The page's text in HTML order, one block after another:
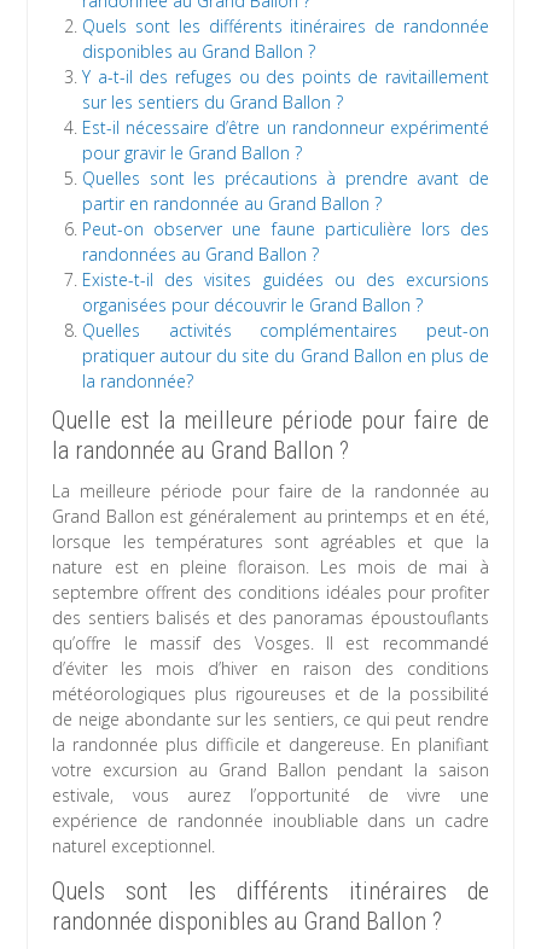
Quels sont les différents itinéraires de randonnée
disponibles au Grand Ballon ?
Y a-t-il des refuges ou des points de ravitaillement
sur les sentiers du Grand Ballon ?
Est-il nécessaire d’être un randonneur expérimenté
pour gravir le Grand Ballon ?
Quelles sont les précautions à prendre avant de
partir en randonnée au Grand Ballon ?
Peut-on observer une faune particulière lors des
randonnées au Grand Ballon ?
Existe-t-il des visites guidées ou des excursions
organisées pour découvrir le Grand Ballon ?
Quelles activités complémentaires peut-on
pratiquer autour du site du Grand Ballon en plus de
la randonnée?
Quelle est la meilleure période pour faire de
la randonnée au Grand Ballon ?
La meilleure période pour faire de la randonnée au
Grand Ballon est généralement au printemps et en été,
lorsque les températures sont agréables et que la
nature est en pleine floraison. Les mois de mai à
septembre offrent des conditions idéales pour profiter
des sentiers balisés et des panoramas époustouflants
qu’offre le massif des Vosges. Il est recommandé
d’éviter les mois d’hiver en raison des conditions
météorologiques plus rigoureuses et de la possibilité
de neige abondante sur les sentiers, ce qui peut rendre
la randonnée plus difficile et dangereuse. En planifiant
votre excursion au Grand Ballon pendant la saison
estivale, vous aurez l’opportunité de vivre une
expérience de randonnée inoubliable dans un cadre
naturel exceptionnel.
Quels sont les différents itinéraires de
randonnée disponibles au Grand Ballon ?